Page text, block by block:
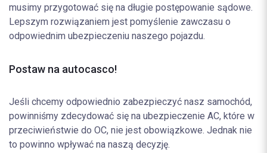
musimy przygotować się na długie postępowanie sądowe.
Lepszym rozwiązaniem jest pomyślenie zawczasu o
odpowiednim ubezpieczeniu naszego pojazdu.
Postaw na autocasco!
Jeśli chcemy odpowiednio zabezpieczyć nasz samochód,
powinniśmy zdecydować się na ubezpieczenie AC, które w
przeciwieństwie do OC, nie jest obowiązkowe. Jednak nie
to powinno wpływać na naszą decyzję.